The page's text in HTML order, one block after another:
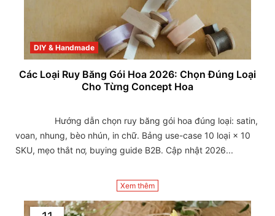
DIY & Handmade
Các Loại Ruy Băng Gói Hoa 2026: Chọn Đúng Loại
Cho Từng Concept Hoa
voan, nhung, bèo nhún, in chữ. Bảng use-case 10 loại × 10
SKU, mẹo thắt nơ, buying guide B2B. Cập nhật 2026...
Xem thêm